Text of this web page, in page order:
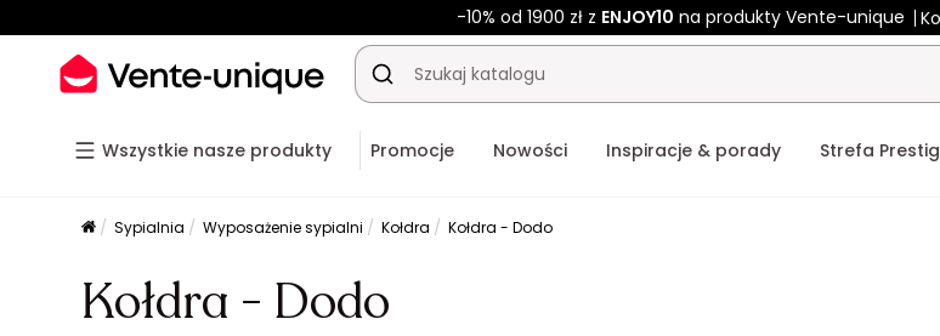
-10% od 1900 zł zENJOY10 na produkty Vente-unique
Wszystkie nasze produkty Promocje Nowości Inspiracje & porady Strefa
Sypialnia Wyposażenie sypialni Kołdra Kołdra - Dodo
Kołdra - Dodo